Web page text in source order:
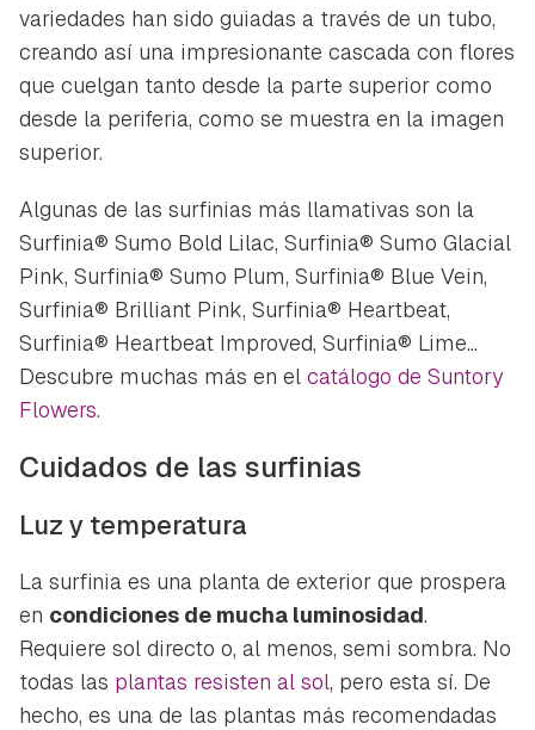
variedades han sido guiadas a través de un tubo,
creando así una impresionante cascada con flores
que cuelgan tanto desde la parte superior como
desde la periferia, como se muestra en la imagen
superior.
Algunas de las surfinias más llamativas son la
Surfinia® Sumo Bold Lilac, Surfinia® Sumo Glacial
Pink, Surfinia® Sumo Plum, Surfinia® Blue Vein,
Surfinia® Brilliant Pink, Surfinia® Heartbeat,
Surfinia® Heartbeat Improved, Surfinia® Lime...
Descubre muchas más en el catálogo de Suntory
Flowers.
Cuidados de las surfinias
Luz y temperatura
La surfinia es una planta de exterior que prospera
en condiciones de mucha luminosidad.
Requiere sol directo o, al menos, semi sombra. No
todas las plantas resisten al sol, pero esta sí. De
hecho, es una de las plantas más recomendadas